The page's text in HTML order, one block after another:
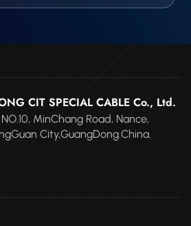
CIT SPECIAL CABLE Co., Ltd.
NO.10, MinChang Road, Nance,
City,GuangDong.China.